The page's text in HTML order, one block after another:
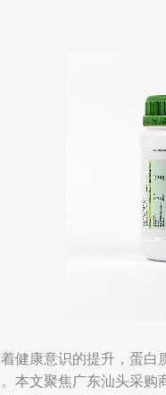
健康意识的提升，蛋白
本文聚焦广东汕头采购